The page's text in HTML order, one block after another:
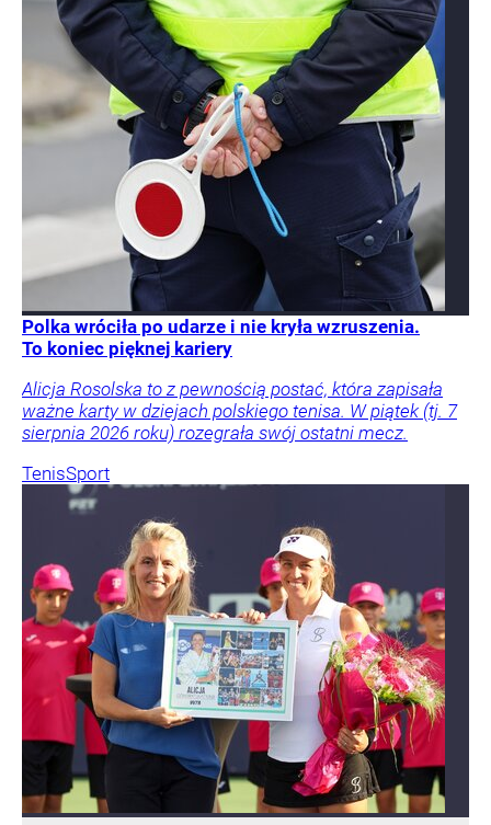
Polka wróciła po udarze i nie kryła wzruszenia.
To koniec pięknej kariery
Alicja Rosolska to z pewnością postać, która zapisała
ważne karty w dziejach polskiego tenisa. W piątek (tj. 7
sierpnia 2026 roku) rozegrała swój ostatni mecz.
TenisSport